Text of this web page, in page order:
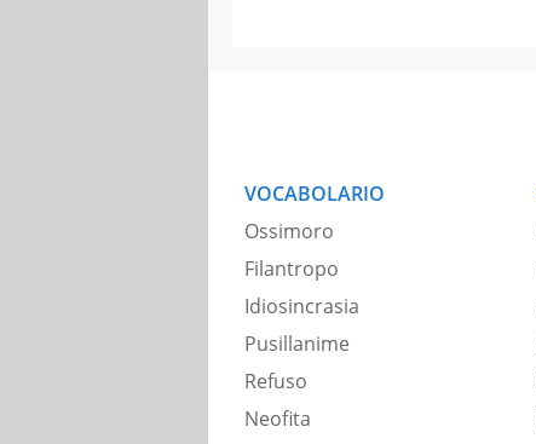
VOCABOLARIO
Ossimoro
Filantropo
Idiosincrasia
Pusillanime
Refuso
Neofita